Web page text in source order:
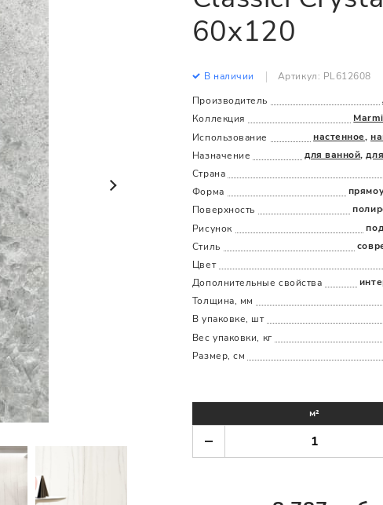
Все
60x120
В наличии
Артикул: PL612608
Производитель
Коллекция
Использование
настенное,
Назначение
для ванной,
Страна
Форма
Поверхность
Рисунок
Стиль
Цвет
Дополнительные cвойства
Толщина, мм
В упаковке, шт
Вес упаковки, кг
Размер, см
м²